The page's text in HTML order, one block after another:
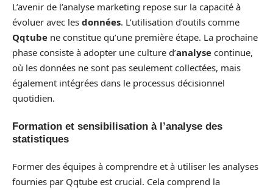
L’avenir de l’analyse marketing repose sur la capacité à
évoluer avec les données. L’utilisation d’outils comme
Qqtube ne constitue qu’une première étape. La prochaine
phase consiste à adopter une culture d’analyse continue,
où les données ne sont pas seulement collectées, mais
également intégrées dans le processus décisionnel
quotidien.
Formation et sensibilisation à l’analyse des
statistiques
Former des équipes à comprendre et à utiliser les analyses
fournies par Qqtube est crucial. Cela comprend la